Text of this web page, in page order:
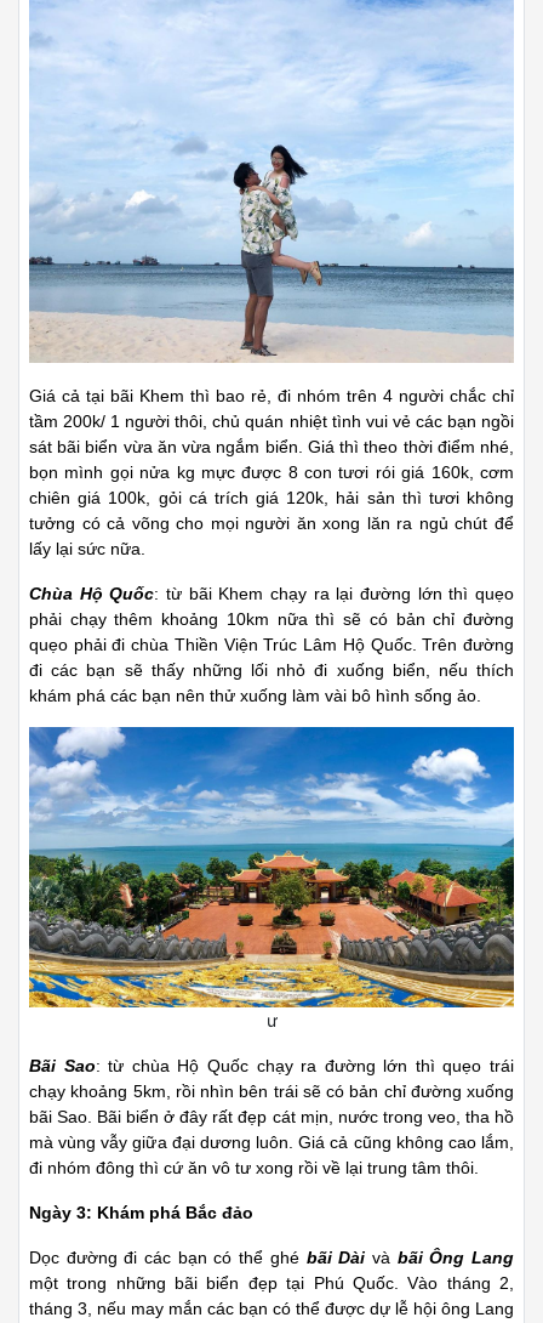
Giá cả tại bãi Khem thì bao rẻ, đi nhóm trên 4 người chắc chỉ
tầm 200k/ 1 người thôi, chủ quán nhiệt tình vui vẻ các bạn ngồi
sát bãi biển vừa ăn vừa ngắm biển. Giá thì theo thời điểm nhé,
bọn mình gọi nửa kg mực được 8 con tươi rói giá 160k, cơm
chiên giá 100k, gỏi cá trích giá 120k, hải sản thì tươi không
tưởng có cả võng cho mọi người ăn xong lăn ra ngủ chút để
lấy lại sức nữa.
Chùa Hộ Quốc: từ bãi Khem chạy ra lại đường lớn thì quẹo
phải chạy thêm khoảng 10km nữa thì sẽ có bản chỉ đường
quẹo phải đi chùa Thiền Viện Trúc Lâm Hộ Quốc. Trên đường
đi các bạn sẽ thấy những lối nhỏ đi xuống biển, nếu thích
khám phá các bạn nên thử xuống làm vài bô hình sống ảo.
ư
Bãi Sao: từ chùa Hộ Quốc chạy ra đường lớn thì quẹo trái
chạy khoảng 5km, rồi nhìn bên trái sẽ có bản chỉ đường xuống
bãi Sao. Bãi biển ở đây rất đẹp cát mịn, nước trong veo, tha hồ
mà vùng vẫy giữa đại dương luôn. Giá cả cũng không cao lắm,
đi nhóm đông thì cứ ăn vô tư xong rồi về lại trung tâm thôi.
Ngày 3: Khám phá Bắc đảo
Dọc đường đi các bạn có thể ghé bãi Dài và bãi Ông Lang
một trong những bãi biển đẹp tại Phú Quốc. Vào tháng 2,
tháng 3, nếu may mắn các bạn có thể được dự lễ hội ông Lang